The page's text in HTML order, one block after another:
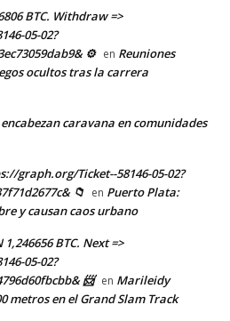
BTC. Withdraw =>
05-02?
⚙ en Reuniones
ocultos tras la carrera
caravana en comunidades
graph.org/Ticket--58146-05-02?
📁 en Puerto Plata:
y causan caos urbano
BTC. Next =>
05-02?
📨 en Marileidy
metros en el Grand Slam Track